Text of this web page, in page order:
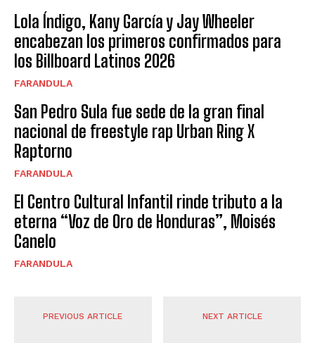
Lola Índigo, Kany García y Jay Wheeler
encabezan los primeros confirmados para
los Billboard Latinos 2026
FARANDULA
San Pedro Sula fue sede de la gran final
nacional de freestyle rap Urban Ring X
Raptorno
FARANDULA
El Centro Cultural Infantil rinde tributo a la
eterna “Voz de Oro de Honduras”, Moisés
Canelo
FARANDULA
PREVIOUS ARTICLE NEXT ARTICLE